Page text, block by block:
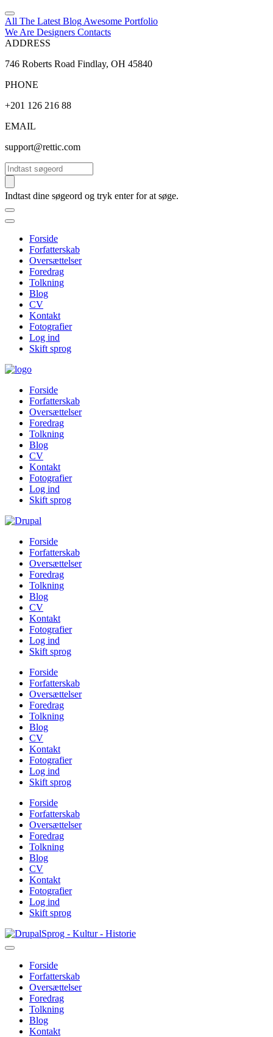
All The Latest Blog Awesome Portfolio
We Are Designers Contacts
ADDRESS
746 Roberts Road Findlay, OH 45840
PHONE
+201 126 216 88
EMAIL
support@rettic.com
Søg
Indtast dine søgeord og tryk enter for at søge.
Forside
Forfatterskab
Oversættelser
Foredrag
Tolkning
Blog
CV
Kontakt
Fotografier
Log ind
Skift sprog
Forside
Forfatterskab
Oversættelser
Foredrag
Tolkning
Blog
CV
Kontakt
Fotografier
Log ind
Skift sprog
Forside
Forfatterskab
Oversættelser
Foredrag
Tolkning
Blog
CV
Kontakt
Fotografier
Log ind
Skift sprog
Forside
Forfatterskab
Oversættelser
Foredrag
Tolkning
Blog
CV
Kontakt
Fotografier
Log ind
Skift sprog
Forside
Forfatterskab
Oversættelser
Foredrag
Tolkning
Blog
CV
Kontakt
Fotografier
Log ind
Skift sprog
Gå
til
Sprog - Kultur - Historie
Primær
navigation
Forside
Forfatterskab
Oversættelser
Foredrag
Tolkning
Blog
Kontakt